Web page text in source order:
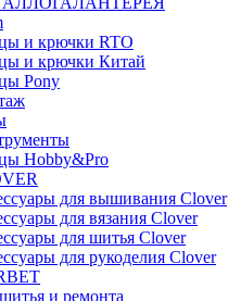
и крючки RTO
и крючки Китай
Pony
Hobby&Pro
для вышивания Clover
для вязания Clover
для шитья Clover
для рукоделия Clover
и ремонта